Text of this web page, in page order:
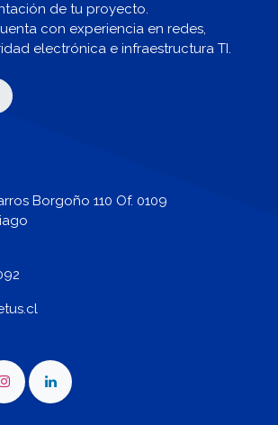
de tu proyecto.
con experiencia en redes,
electrónica e infraestructura TI.
Borgoño 110 Of. 0109